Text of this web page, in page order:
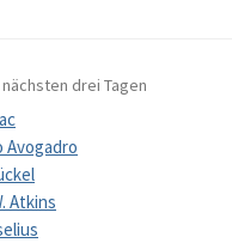
drei Tagen
Avogadro
Atkins